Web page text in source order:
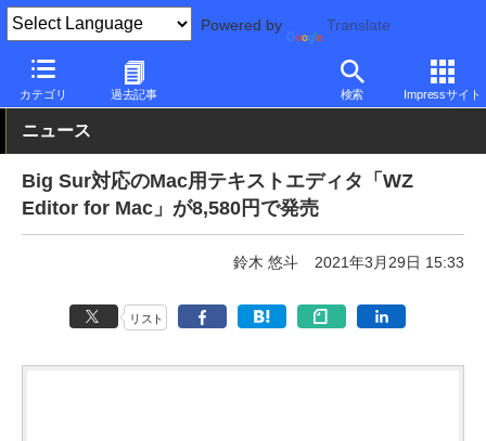
Powered by Translate
カテゴリ 過去記事 検索 Impressサイト
PC Watch ソフトウェア/アプリ 他ソフト/アプリ その他
ニュース
Big Sur対応のMac用テキストエディタ「WZ
Editor for Mac」が8,580円で発売
鈴木 悠斗 2021年3月29日 15:33
リスト